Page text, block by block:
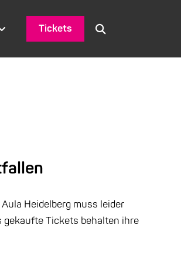
Tickets
Heidelberg muss leider
Tickets behalten ihre